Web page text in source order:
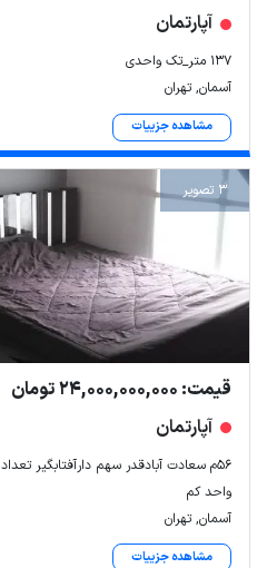
آپارتمان
۱۳۷ متر_تک واحدی
آسمان, تهران
مشاهده جزییات
3 تصویر
قیمت: 24,000,000,000 تومان
آپارتمان
۵۶م سعادت آبادقدر سهم دارآفتابگیر تعداد
واحد کم
آسمان, تهران
مشاهده جزییات